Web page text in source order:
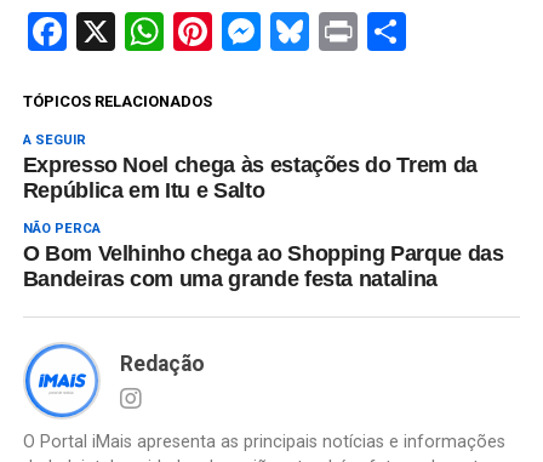
Facebook
X WhatsApp
Pinterest
Messenger
Bluesky
PrintShare
TÓPICOS RELACIONADOS
A SEGUIR
Expresso Noel chega às estações do Trem da
República em Itu e Salto
NÃO PERCA
O Bom Velhinho chega ao Shopping Parque das
Bandeiras com uma grande festa natalina
Redação
O Portal iMais apresenta as principais notícias e informações